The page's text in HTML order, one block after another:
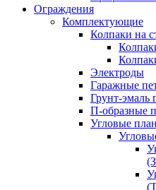
Ограждения
Комплектующие
Колпаки на
Электроды
Гаражные
Грунт-эмаль
П-образные
Угловые